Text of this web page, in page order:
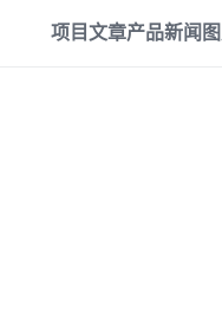
项目文章产品新闻